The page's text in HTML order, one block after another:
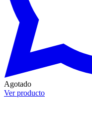
Agotado
Ver producto